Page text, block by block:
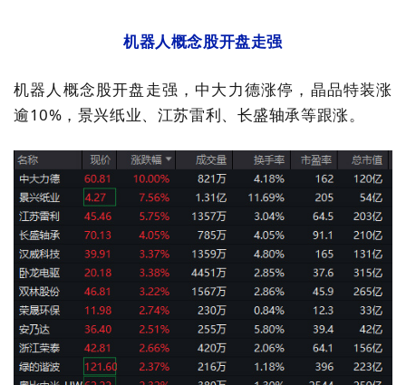
机器人概念股开盘走强
机器人概念股开盘走强，中大力德涨停，晶品特装涨
逾10%，景兴纸业、江苏雷利、长盛轴承等跟涨。